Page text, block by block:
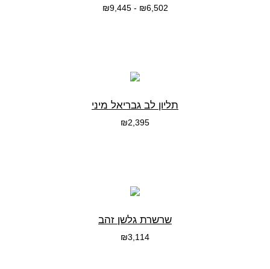
₪6,502
-
₪9,445
תליון לב גבריאל מיני
₪2,395
שרשרת גלשן זהב
₪3,114